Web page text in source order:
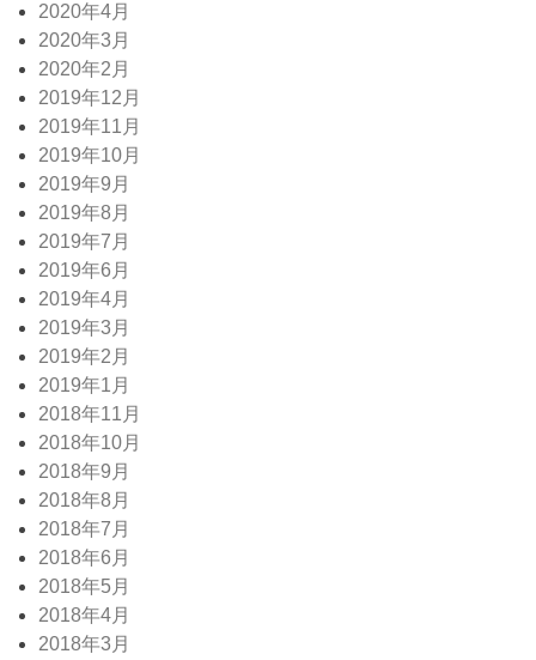
2020年4月
2020年3月
2020年2月
2019年12月
2019年11月
2019年10月
2019年9月
2019年8月
2019年7月
2019年6月
2019年4月
2019年3月
2019年2月
2019年1月
2018年11月
2018年10月
2018年9月
2018年8月
2018年7月
2018年6月
2018年5月
2018年4月
2018年3月